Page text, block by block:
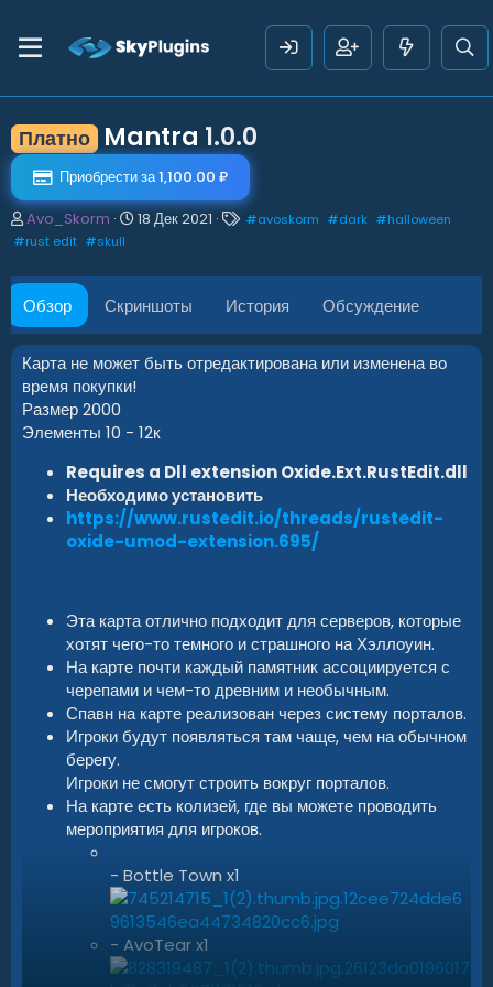
Платно Mantra 1.0.0
Приобрести за 1,100.00 ₽
А
в
о
р
Avo_Skorm
Д
а
о
з
д
я
18 Дек 2021
Т
и
#avoskorm #dark #halloween
#rust edit #skull
Обзор Скриншоты История Обсуждение
Карта не может быть отредактирована или изменена во
время покупки!
Размер 2000
Элементы 10 - 12к
Requires a Dll extension Oxide.Ext.RustEdit.dll
Необходимо установить
https://www.rustedit.io/threads/rustedit-
oxide-umod-extension.695/
Эта карта отлично подходит для серверов, которые
хотят чего-то темного и страшного на Хэллоуин.
На карте почти каждый памятник ассоциируется с
черепами и чем-то древним и необычным.
Спавн на карте реализован через систему порталов.
Игроки будут появляться там чаще, чем на обычном
берегу.
Игроки не смогут строить вокруг порталов.
На карте есть колизей, где вы можете проводить
мероприятия для игроков.
- Bottle Town x1
- AvoTear x1